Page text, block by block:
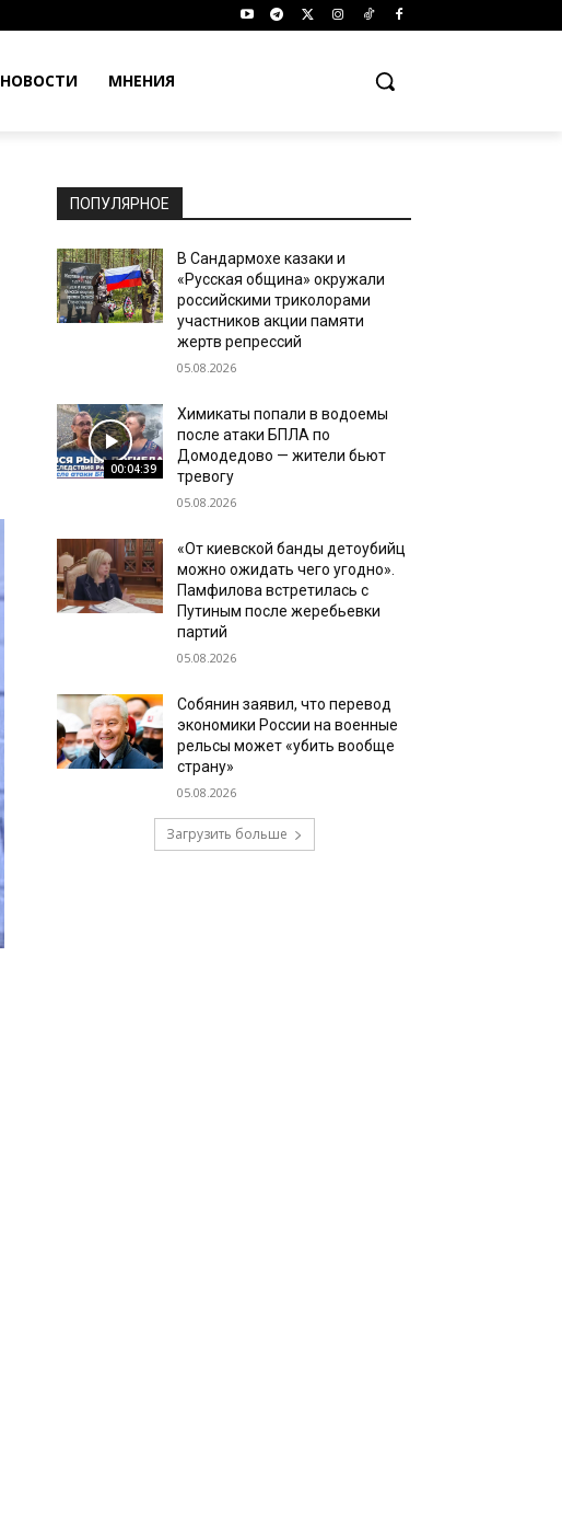
НОВОСТИ МНЕНИЯ
ПОПУЛЯРНОЕ
В Сандармохе казаки и
«Русская община» окружали
российскими триколорами
участников акции памяти
жертв репрессий
05.08.2026
00:04:39
Химикаты попали в водоемы
после атаки БПЛА по
Домодедово — жители бьют
тревогу
05.08.2026
«От киевской банды детоубийц
можно ожидать чего угодно».
Памфилова встретилась с
Путиным после жеребьевки
партий
05.08.2026
Собянин заявил, что перевод
экономики России на военные
рельсы может «убить вообще
страну»
05.08.2026
Загрузить больше